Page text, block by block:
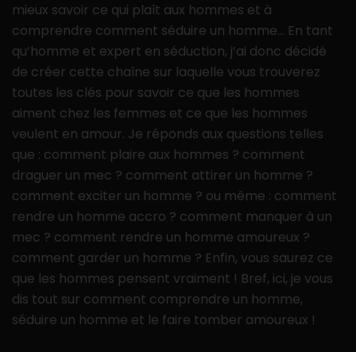
mieux savoir ce qui plaît aux hommes et à
comprendre comment séduire un homme… En tant
qu’homme et expert en séduction, j’ai donc décidé
de créer cette chaîne sur laquelle vous trouverez
toutes les clés pour savoir ce que les hommes
aiment chez les femmes et ce que les hommes
veulent en amour. Je réponds aux questions telles
que : comment plaire aux hommes ? comment
draguer un mec ? comment attirer un homme ?
comment exciter un homme ? ou même : comment
rendre un homme accro ? comment manquer à un
mec ? comment rendre un homme amoureux ?
comment garder un homme ? Enfin, vous saurez ce
que les hommes pensent vraiment ! Bref, ici, je vous
dis tout sur comment comprendre un homme,
séduire un homme et le faire tomber amoureux !